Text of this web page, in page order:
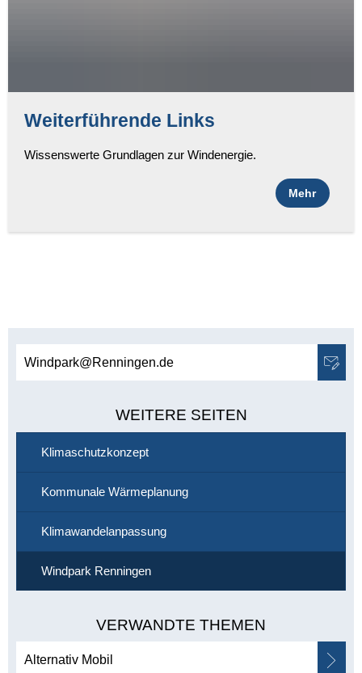
Weiterführende Links
Wissenswerte Grundlagen zur Windenergie.
Mehr
Windpark@Renningen.de
WEITERE SEITEN
Klimaschutzkonzept
Kommunale Wärmeplanung
Klimawandelanpassung
Windpark Renningen
VERWANDTE THEMEN
Alternativ Mobil